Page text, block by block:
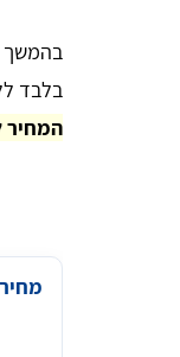
בהמשך
בלבד
המחיר